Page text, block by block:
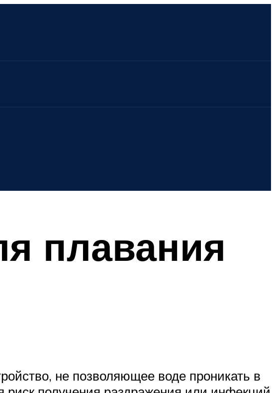
плавания
не позволяющее воде проникать в